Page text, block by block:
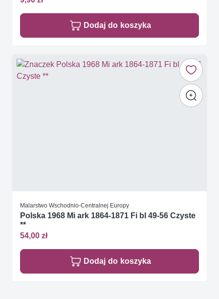
Dodaj do koszyka
Malarstwo Wschodnio-Centralnej Europy
Polska 1968 Mi ark 1864-1871 Fi bl 49-56 Czyste
**
54,00 zł
Dodaj do koszyka